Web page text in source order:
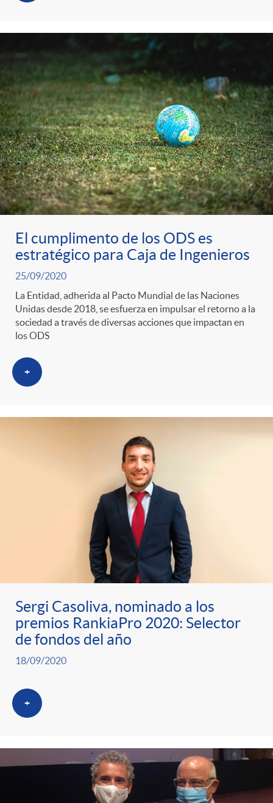
r
o
C
a
t
e
g
o
r
i
a
n
i
d
o
s
El cumplimento de los ODS es
estratégico para Caja de Ingenieros
25/09/2020
La Entidad, adherida al Pacto Mundial de las Naciones
Unidas desde 2018, se esfuerza en impulsar el retorno a la
sociedad a través de diversas acciones que impactan en
los ODS
+
Sergi Casoliva, nominado a los
premios RankiaPro 2020: Selector
de fondos del año
18/09/2020
+